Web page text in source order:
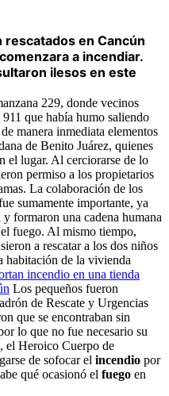
en Cancún
a incendiar.
ilesos en este
229, donde vecinos
que había humo saliendo
manera inmediata elementos
de Benito Juárez, quienes
el lugar. Al cerciorarse de lo
permiso a los propietarios
La colaboración de los
sumamente importante, ya
formaron una cadena humana
fuego. Al mismo tiempo,
a rescatar a los dos niños
habitación de la vivienda
incendio en una tienda
Los pequeños fueron
de Rescate y Urgencias
que se encontraban sin
lo que no fue necesario su
el Heroico Cuerpo de
de sofocar el incendio por
qué ocasionó el fuego en